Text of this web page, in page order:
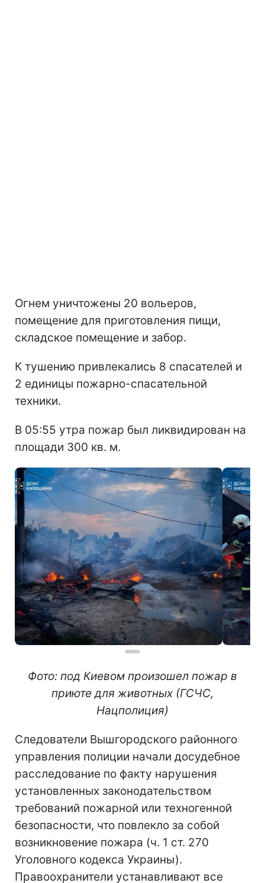
Огнем уничтожены 20 вольеров,
помещение для приготовления пищи,
складское помещение и забор.
К тушению привлекались 8 спасателей и
2 единицы пожарно-спасательной
техники.
В 05:55 утра пожар был ликвидирован на
площади 300 кв. м.
Фото: под Киевом произошел пожар в
приюте для животных (ГСЧС,
Нацполиция)
Следователи Вышгородского районного
управления полиции начали досудебное
расследование по факту нарушения
установленных законодательством
требований пожарной или техногенной
безопасности, что повлекло за собой
возникновение пожара (ч. 1 ст. 270
Уголовного кодекса Украины).
Правоохранители устанавливают все